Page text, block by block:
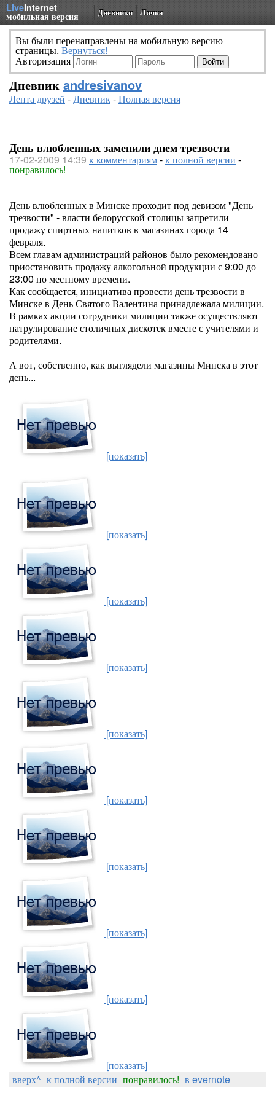
LiveInternet
мобильная версия Дневники Личка
Вы были перенаправлены на мобильную версию
страницы. Вернуться!
Авторизация
Дневник andresivanov
Лента друзей -Дневник-Полная версия
День влюбленных заменили днем трезвости
17-02-2009 14:39 к комментариям-к полной версии -
понравилось!
День влюбленных в Минске проходит под девизом "День
трезвости" - власти белорусской столицы запретили
продажу спиртных напитков в магазинах города 14
февраля.
Всем главам администраций районов было рекомендовано
приостановить продажу алкогольной продукции с 9:00 до
23:00 по местному времени.
Как сообщается, инициатива провести день трезвости в
Минске в День Святого Валентина принадлежала милиции.
В рамках акции сотрудники милиции также осуществляют
патрулирование столичных дискотек вместе с учителями и
родителями.
А вот, собственно, как выглядели магазины Минска в этот
день...
[показать]
[показать]
[показать]
[показать]
[показать]
[показать]
[показать]
[показать]
[показать]
[показать]
вверх^ к полной версии понравилось! в evernote